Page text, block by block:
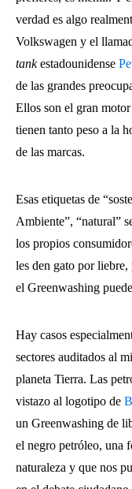
verdad es algo
Volkswagen y el
tankestadounidense
de las grandes
Ellos son el gran
tienen tanto peso a la
de las marcas.
Esas etiquetas de
Ambiente”, “natural”
los propios
les den gato por liebre,
el Greenwashing
Hay casos
sectores auditados al
planeta Tierra. Las
vistazo al logotipo de
un Greenwashing de
el negro petróleo, una
naturaleza y que nos